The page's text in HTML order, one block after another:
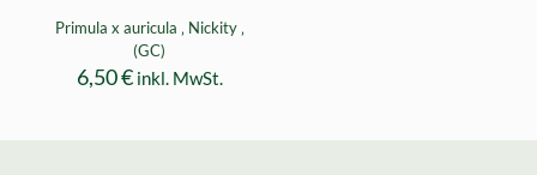
Primula x auricula ‚ Nickity ‚
(GC)
6,50€ inkl. MwSt.